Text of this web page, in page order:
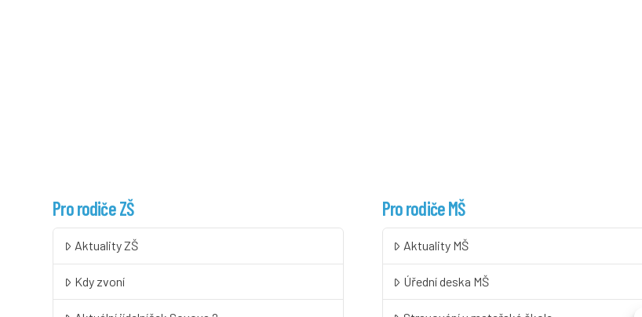
Pro rodiče ZŠ
Aktuality ZŠ
Kdy zvoní
Pro rodiče MŠ
Aktuality MŠ
Úřední deska MŠ